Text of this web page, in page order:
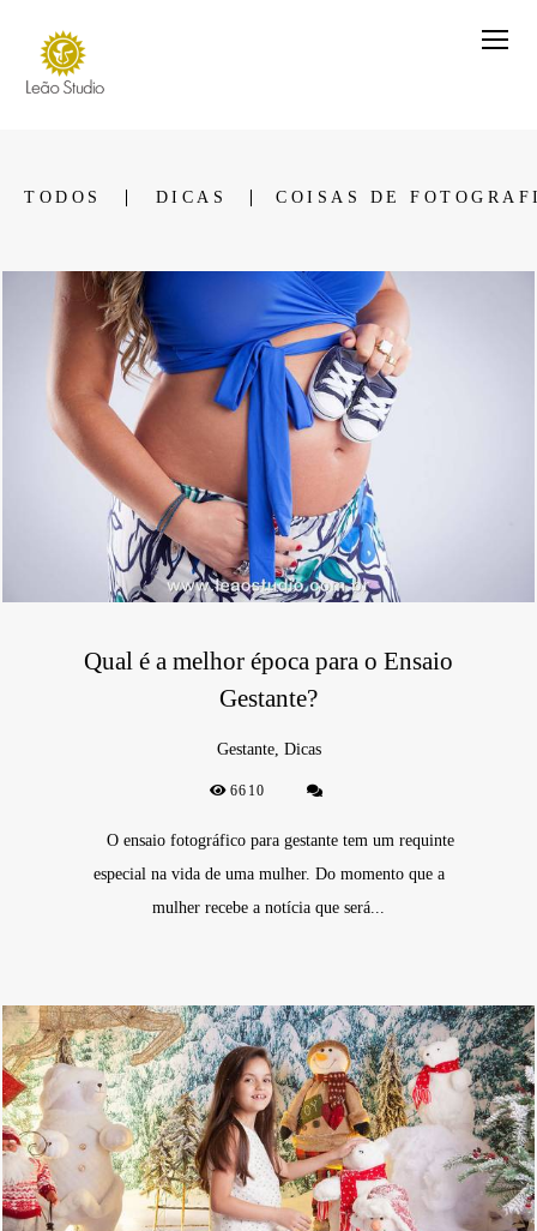
TODOS DICAS COISAS DE
Qual é a melhor época para o Ensaio
Gestante?
Gestante, Dicas
6610
O ensaio fotográfico para gestante tem um requinte
especial na vida de uma mulher. Do momento que a
mulher recebe a notícia que será...